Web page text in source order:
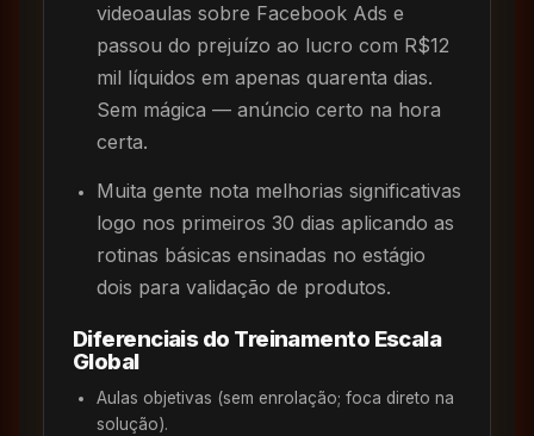
videoaulas sobre Facebook Ads e
passou do prejuízo ao lucro com R$12
mil líquidos em apenas quarenta dias.
Sem mágica — anúncio certo na hora
certa.
Muita gente nota melhorias significativas
logo nos primeiros 30 dias aplicando as
rotinas básicas ensinadas no estágio
dois para validação de produtos.
Diferenciais do Treinamento Escala
Global
Aulas objetivas (sem enrolação; foca direto na
solução).